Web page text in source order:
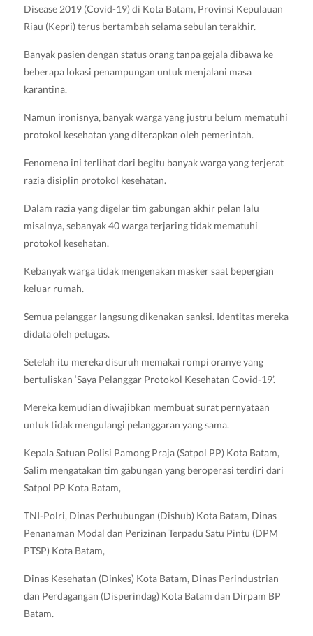
Disease 2019 (Covid-19) di Kota Batam, Provinsi Kepulauan
Riau (Kepri) terus bertambah selama sebulan terakhir.
Banyak pasien dengan status orang tanpa gejala dibawa ke
beberapa lokasi penampungan untuk menjalani masa
karantina.
Namun ironisnya, banyak warga yang justru belum mematuhi
protokol kesehatan yang diterapkan oleh pemerintah.
Fenomena ini terlihat dari begitu banyak warga yang terjerat
razia disiplin protokol kesehatan.
Dalam razia yang digelar tim gabungan akhir pelan lalu
misalnya, sebanyak 40 warga terjaring tidak mematuhi
protokol kesehatan.
Kebanyak warga tidak mengenakan masker saat bepergian
keluar rumah.
Semua pelanggar langsung dikenakan sanksi. Identitas mereka
didata oleh petugas.
Setelah itu mereka disuruh memakai rompi oranye yang
bertuliskan ‘Saya Pelanggar Protokol Kesehatan Covid-19’.
Mereka kemudian diwajibkan membuat surat pernyataan
untuk tidak mengulangi pelanggaran yang sama.
Kepala Satuan Polisi Pamong Praja (Satpol PP) Kota Batam,
Salim mengatakan tim gabungan yang beroperasi terdiri dari
Satpol PP Kota Batam,
TNI-Polri, Dinas Perhubungan (Dishub) Kota Batam, Dinas
Penanaman Modal dan Perizinan Terpadu Satu Pintu (DPM
PTSP) Kota Batam,
Dinas Kesehatan (Dinkes) Kota Batam, Dinas Perindustrian
dan Perdagangan (Disperindag) Kota Batam dan Dirpam BP
Batam.